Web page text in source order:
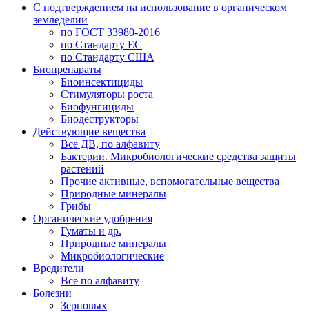
С подтверждением на использование в органическом
земледелии
по ГОСТ 33980-2016
по Стандарту ЕС
по Стандарту США
Биопрепараты
Биоинсектициды
Стимуляторы роста
Биофунгициды
Биодеструкторы
Действующие вещества
Все ДВ, по алфавиту
Бактерии. Микробиологические средства защиты
растений
Прочие активные, вспомогательные вещества
Природные минералы
Грибы
Органические удобрения
Гуматы и др.
Природные минералы
Микробиологические
Вредители
Все по алфавиту
Болезни
Зерновых